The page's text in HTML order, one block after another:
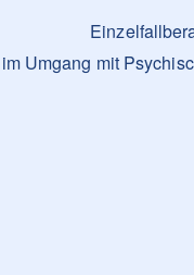
Umgang mit